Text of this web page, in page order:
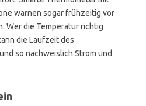
warnen sogar frühzeitig vor
Wer die Temperatur richtig
die Laufzeit des
so nachweislich Strom und